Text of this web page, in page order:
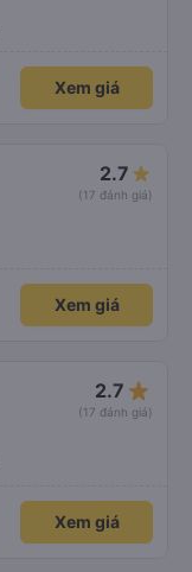
Xem giá
2.7
(17 đánh giá)
Xem giá
2.7 star_rate
(17 đánh giá)
Xem giá